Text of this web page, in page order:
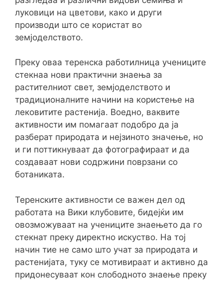
луковици на цветови, како и други
производи што се користат во
земјоделството.
Преку оваа теренска работилница учениците
стекнаа нови практични знаења за
растителниот свет, земјоделството и
традиционалните начини на користење на
лековитите растенија. Воедно, ваквите
активности им помагаат подобро да ја
разберат природата и нејзиното значење, но
и ги поттикнуваат да фотографираат и да
создаваат нови содржини поврзани со
ботаниката.
Теренските активности се важен дел од
работата на Вики клубовите, бидејќи им
овозможуваат на учениците знаењето да го
стекнат преку директно искуство. На тој
начин тие не само што учат за природата и
растенијата, туку се мотивираат и активно да
придонесуваат кон слободното знаење преку